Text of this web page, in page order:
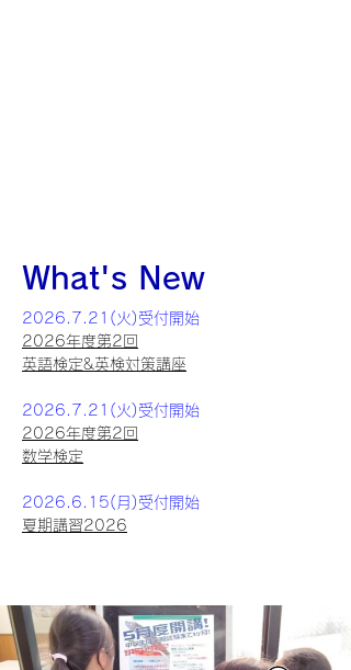
What's New
2026.7.21 (火)受付開始
2026年度第2回
英語検定&英検対策講座
2026.7.21 (火)受付開始
2026年度第2回
数学検定
2026.6.15(月)受付開始
夏期講習2026